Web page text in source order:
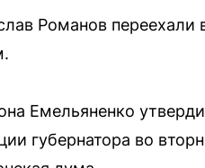
Романов
Емельяненко
губернатора во